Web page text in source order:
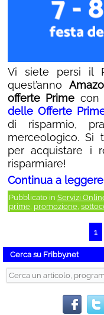
Vi siete persi il
quest’anno
offerte Prime con
delle Offerte
di risparmio,
merceologico. Si
per acquistare i
risparmiare!
Continua a leggere
Pubblicato in Servizi
prime promozione
1
Cerca su Fribby.net